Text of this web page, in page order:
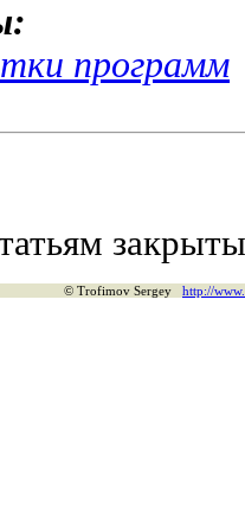
программ
© Trofimov Sergey http://